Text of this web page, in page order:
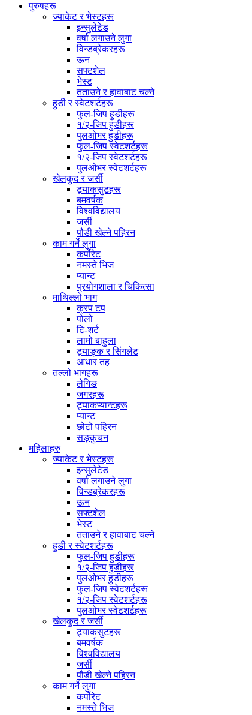
पुरुषहरू
ज्याकेट र भेस्टहरू
इन्सुलेटेड
वर्षा लगाउने लुगा
विन्डब्रेकरहरू
ऊन
सफ्टशेल
भेस्ट
तताउने र हावाबाट चल्ने
हुडी र स्वेटशर्टहरू
फुल-जिप हुडीहरू
१/२-जिप हुडीहरू
पुलओभर हुडीहरू
फुल-जिप स्वेटशर्टहरू
१/२-जिप स्वेटशर्टहरू
पुलओभर स्वेटशर्टहरू
खेलकुद र जर्सी
ट्र्याकसुटहरू
बमवर्षक
विश्वविद्यालय
जर्सी
पौडी खेल्ने पहिरन
काम गर्ने लुगा
कर्पोरेट
नमस्ते भिज
प्यान्ट
प्रयोगशाला र चिकित्सा
माथिल्लो भाग
क्रप टप
पोलो
टि-शर्ट
लामो बाहुला
ट्याङ्क र सिंगलेट
आधार तह
तल्लो भागहरू
लेगिङ
जगरहरू
ट्र्याकप्यान्टहरू
प्यान्ट
छोटो पहिरन
सङ्कुचन
महिलाहरु
ज्याकेट र भेस्टहरू
इन्सुलेटेड
वर्षा लगाउने लुगा
विन्डब्रेकरहरू
ऊन
सफ्टशेल
भेस्ट
तताउने र हावाबाट चल्ने
हुडी र स्वेटशर्टहरू
फुल-जिप हुडीहरू
१/२-जिप हुडीहरू
पुलओभर हुडीहरू
फुल-जिप स्वेटशर्टहरू
१/२-जिप स्वेटशर्टहरू
पुलओभर स्वेटशर्टहरू
खेलकुद र जर्सी
ट्र्याकसुटहरू
बमवर्षक
विश्वविद्यालय
जर्सी
पौडी खेल्ने पहिरन
काम गर्ने लुगा
कर्पोरेट
नमस्ते भिज